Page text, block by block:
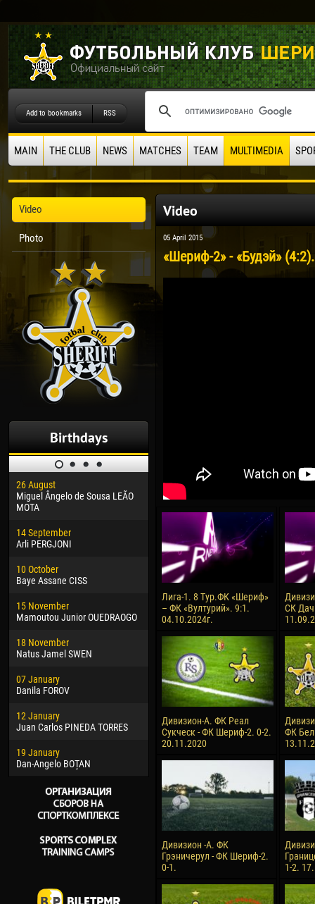
Add to bookmarks RSS
MAIN THE CLUB NEWS MATCHES TEAM MULTIMEDIA
Video
Photo
Birthdays
26 August
Miguel Ângelo de Sousa LEÃO
MOTA
14 September
Arli PERGJONI
10 October
Baye Assane CISS
15 November
Mamoutou Junior OUEDRAOGO
18 November
Natus Jamel SWEN
07 January
Danila FOROV
12 January
Juan Carlos PINEDA TORRES
19 January
Dan-Angelo BOȚAN
30 January
Dhoraso Moreo KLAS
24 February
Vladislav COSTIN
02 March
Veaceslav COZMA
09 March
Emmanuel AFETSE
Jayder Moreno ASPRILLA
22 March
Samba KONÉ
26 March
Vitor Hugo Morais de OLIVEIRA
28 March
04
13
24
15
28
10
15
Video
05 April 2015
«Шериф-2» - «Будэй»
Лига-1. 8 Тур.ФК «Шериф»
– ФК «Вултурий». 9:1.
04.10.2024г.
СК
Дивизион-А. ФК Реал
Сукческ - ФК Шериф-2. 0-2.
20.11.2020
ФК
Дивизион -А. ФК
Грэничерул - ФК Шериф-2.
0-1.
1-2.